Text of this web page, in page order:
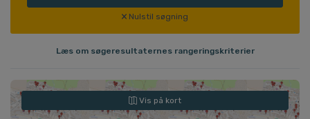
Nulstil søgning
Læs om søgeresultaternes rangeringskriterier
Vis på kort